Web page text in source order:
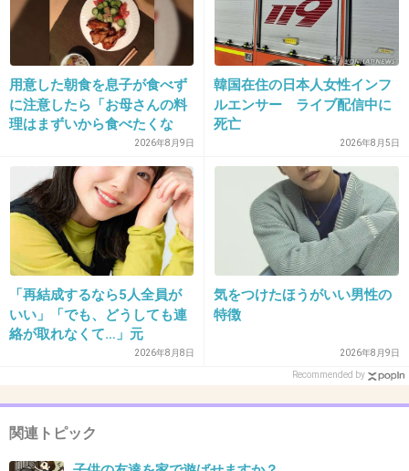
+3
26. 匿名 2026/07/08(水) 17:51:40
>>8
横、家も連絡先も知らない子の家に遊びに行かせたことは
+9 -2
27. 匿名2026/07/08(水) 17:51:58
>>3
うちもおなじ！
子供に手紙持たせて「いつもお世話になってますうんぬん
かんぬん」書いて連絡先も一緒に書いて「よかったら連絡
先交換させてください」って交換させてもらった
2件の返信
用意した朝食を息子が食べず
に注意したら「お母さんの料
理はまずいから食べたくな
い」と…「まずいなら食べな
くていい。今後は自分で食事
を用意しなさい。お金は渡
す」と言った話が議論に
2026年8月9日
韓国在住の日本人女性インフ
ルエンサー ライブ配信中に
死亡
2026年8月5日
「再結成するなら5人全員が
いい」「でも、どうしても連
絡が取れなくて…」元
ZONE・MIZUHO（38）が明
2026年8月8日
気をつけたほうがいい男性の
特徴
2026年8月9日
Recommended by
関連トピック